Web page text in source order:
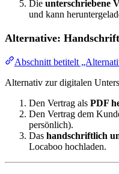
Die unterschriebene
und kann
Alternative:
Abschnitt betitelt
Alternativ zur digitalen
Den Vertrag als PDF
Den Vertrag dem
persönlich).
Das handschriftlich
Locaboo hochladen.